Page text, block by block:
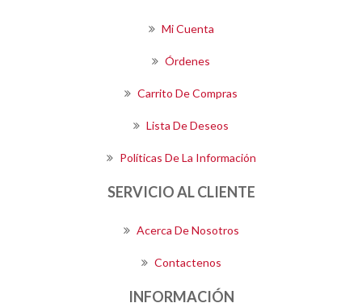
Mi Cuenta
Órdenes
Carrito De Compras
Lista De Deseos
Políticas De La Información
SERVICIO AL CLIENTE
Acerca De Nosotros
Contactenos
INFORMACIÓN